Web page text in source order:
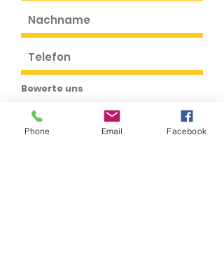
Bewerte uns
Phone Email Facebook